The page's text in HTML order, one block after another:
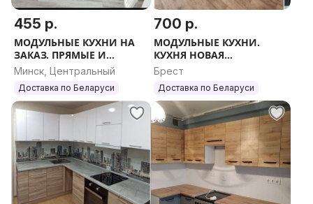
455 р.
МОДУЛЬНЫЕ КУХНИ НА
ЗАКАЗ. ПРЯМЫЕ И
УГЛОВЫЕ. КАЧЕСТВЕННО.
Минск, Центральный
Доставка по Беларуси
700 р.
МОДУЛЬНЫЕ КУХНИ.
КУХНЯ НОВАЯ
БЮДЖЕТНАЯ. ПРЯМЫЕ И
УГЛОВЫЕ. ЛЮБОЙ
РАЗМЕР.
Брест
Доставка по Беларуси